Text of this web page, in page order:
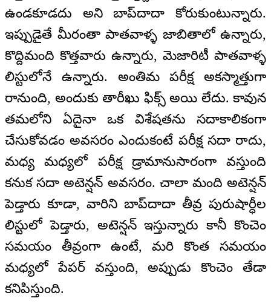
ఉండకూడదు అని బాప్‍దాదా కోరుకుంటున్నారు.
ఇప్పుడైతే మీరంతా పాతవాళ్ళ జాబితాలో ఉన్నారు,
కొద్దిమంది కొత్తవారు ఉన్నారు, మెజారిటీ పాతవాళ్ళ
లిస్టులోనే ఉన్నారు. అంతిమ పరీక్ష అకస్మాత్తుగా
రానుంది, అందుకు తారీఖు ఫిక్స్ అయి లేదు. కావున
తమలోని ఏదైనా ఒక విశేషతను సదాకాలికంగా
చేసుకోవడం అవసరం ఎందుకంటే పరీక్ష సదా రాదు,
మధ్య మధ్యలో పరీక్ష డ్రామానుసారంగా వస్తుంది
కనుక సదా అటెన్షన్ అవసరం. చాలా మంది అటెన్షన్
పెడ్తారు కూడా, వారిని బాప్‍దాదా తీవ్ర పురుషార్ధీల
లిస్టులో పెడ్తారు, అటెన్షన్ ఇస్తున్నారు కానీ కొంచెం
సమయం తీవ్రంగా ఉంటే, మరి కొంత సమయం
మధ్యలో పేపర్ వస్తుంది, అప్పుడు కొంచెం తేడా
కనిపిస్తుంది.